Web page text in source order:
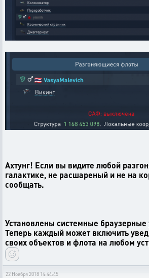
Ахтунг! Если вы видите любой
галактике, не расшареный и не на
сообщать.
Установлены системные
Теперь каждый может включить
своих объектов и флота на любом
22 Ноября 2018 14:44:45